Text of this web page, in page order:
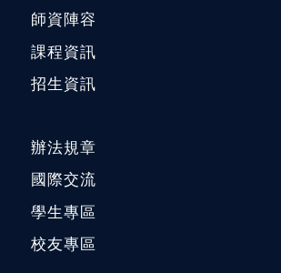
師資陣容
課程資訊
招生資訊
辦法規章
國際交流
學生專區
校友專區